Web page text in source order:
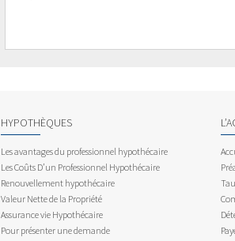
HYPOTHÈQUES
Les avantages du professionnel hypothécaire
Les Coûts D’un Professionnel Hypothécaire
Renouvellement hypothécaire
Valeur Nette de la Propriété
Assurance vie Hypothécaire
Pour présenter une demande